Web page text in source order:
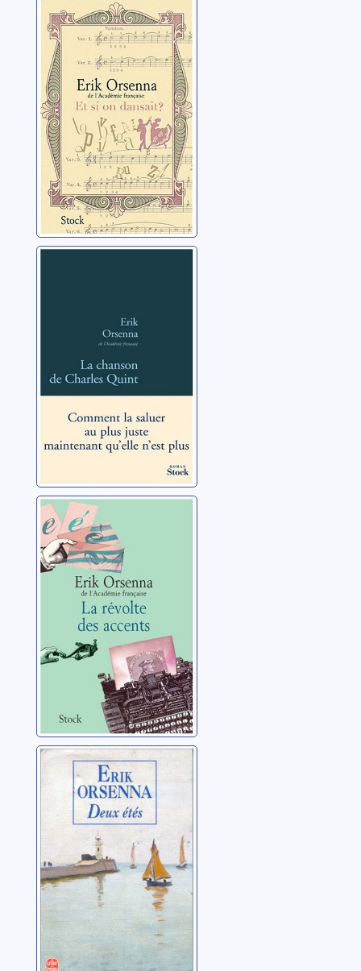
Et si on dansait
?: éloge de la
ponctuation
Orsenna, Erik
Orsenna, Erik
La révolte des
accents
Orsenna, Erik
Deux étés:
roman
Orsenna, Erik